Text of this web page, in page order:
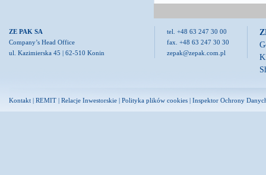
ZE PAK SA
Company’s Head Office
ul. Kazimierska 45 | 62-510 Konin
tel. +48 63 247 30 00
fax. +48 63 247 30 30
zepak@zepak.com.pl
Kontakt | REMIT | Relacje Inwestorskie | Polityka plików cookies | Inspektor Ochrony